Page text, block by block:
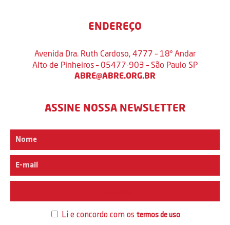
ENDEREÇO
Avenida Dra. Ruth Cardoso, 4777 – 18º Andar
Alto de Pinheiros – 05477-903 – São Paulo SP
ABRE@ABRE.ORG.BR
ASSINE NOSSA NEWSLETTER
Li e concordo com os termos de uso